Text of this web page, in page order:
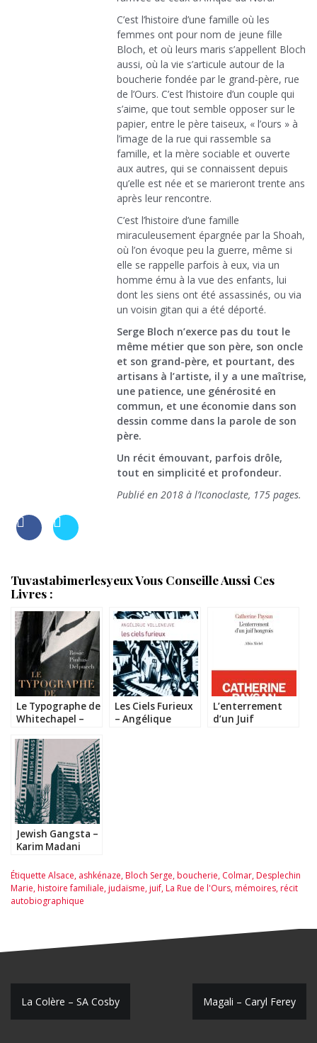
C’est l’histoire d’une famille où les
femmes ont pour nom de jeune fille
Bloch, et où leurs maris s’appellent Bloch
aussi, où la vie s’articule autour de la
boucherie fondée par le grand-père, rue
de l’Ours. C’est l’histoire d’un couple qui
s’aime, que tout semble opposer sur le
papier, entre le père taiseux, « l’ours » à
l’image de la rue qui rassemble sa
famille, et la mère sociable et ouverte
aux autres, qui se connaissent depuis
qu’elle est née et se marieront trente ans
après leur rencontre.
C’est l’histoire d’une famille
miraculeusement épargnée par la Shoah,
où l’on évoque peu la guerre, même si
elle se rappelle parfois à eux, via un
homme ému à la vue des enfants, lui
dont les siens ont été assassinés, ou via
un voisin gitan qui a été déporté.
Serge Bloch n’exerce pas du tout le
même métier que son père, son oncle
et son grand-père, et pourtant, des
artisans à l’artiste, il y a une maîtrise,
une patience, une générosité en
commun, et une économie dans son
dessin comme dans la parole de son
père.
Un récit émouvant, parfois drôle,
tout en simplicité et profondeur.
Publié en 2018 à l’Iconoclaste, 175 pages.
Tuvastabimerlesyeux Vous Conseille Aussi Ces
Livres :
Le Typographe de
Whitechapel –
Delpuech
Les Ciels Furieux
– Angélique
L’enterrement
d’un Juif
Jewish Gangsta –
Karim Madani
Étiquette Alsace, ashkénaze,Bloch Serge,boucherie, Colmar,Desplechin
Marie,histoire familiale,judaïsme,juif,La Rue de l'Ours,mémoires,récit
autobiographique
N
La Colère – SA Cosby Magali – Caryl Ferey